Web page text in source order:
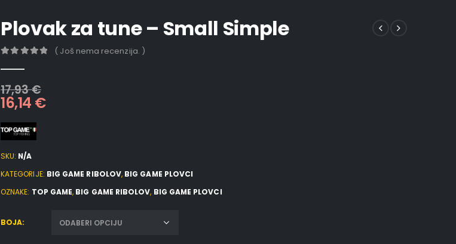
Plovak za tune – Small Simple
( Još nema recenzija. )
17,93€
16,14 €
SKU: N/A
KATEGORIJE: BIG GAME RIBOLOV, BIG GAME PLOVCI
OZNAKE: TOP GAME, BIG GAME RIBOLOV, BIG GAME PLOVCI
BOJA